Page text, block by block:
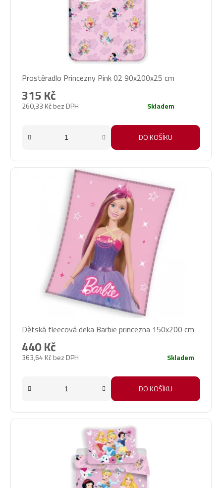
Prostěradlo Princezny Pink 02 90x200x25 cm
260,33 Kč bez DPH
315 Kč
Skladem
DO KOŠÍKU
Dětská fleecová deka Barbie princezna 150x200 cm
363,64 Kč bez DPH
440 Kč
Skladem
DO KOŠÍKU